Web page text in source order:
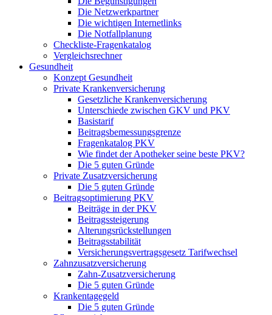
Die Netzwerkpartner
Die wichtigen Internetlinks
Die Notfallplanung
Checkliste-Fragenkatalog
Vergleichsrechner
Gesundheit
Konzept Gesundheit
Private Krankenversicherung
Gesetzliche Krankenversicherung
Unterschiede zwischen GKV und PKV
Basistarif
Beitragsbemessungsgrenze
Fragenkatalog PKV
Wie findet der Apotheker seine beste PKV?
Die 5 guten Gründe
Private Zusatzversicherung
Die 5 guten Gründe
Beitragsoptimierung PKV
Beiträge in der PKV
Beitragssteigerung
Alterungsrückstellungen
Beitragsstabilität
Versicherungsvertragsgesetz Tarifwechsel
Zahnzusatzversicherung
Zahn-Zusatzversicherung
Die 5 guten Gründe
Krankentagegeld
Die 5 guten Gründe